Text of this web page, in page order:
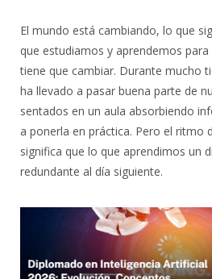
El mundo está cambiando, lo que
que estudiamos y aprendemos
tiene que cambiar. Durante mucho
ha llevado a pasar buena parte de
sentados en un aula absorbiendo
a ponerla en práctica. Pero el ritmo
significa que lo que aprendimos un
redundante al día siguiente.